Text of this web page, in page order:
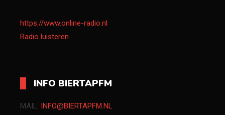
https://www.online-radio.nl
Radio luisteren
INFO BIERTAPFM
MAIL: INFO@BIERTAPFM.NL